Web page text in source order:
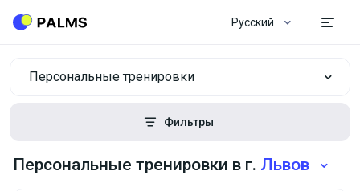
Русский
Персональные тренировки
Фильтры
Персональные тренировки в г. Львов